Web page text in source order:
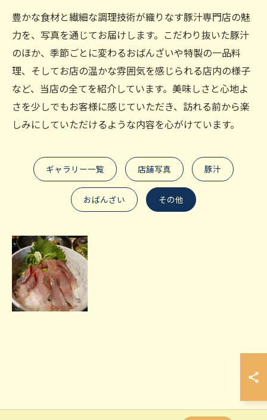
豊かな食材と繊細な調理技術が織りなす豚汁専門店の魅
力を、写真を通じてお届けします。こだわり抜いた豚汁
のほか、季節ごとに変わるおばんざいや特製の一品料
理、そしてお店の温かな雰囲気を感じられる店内の様子
など、当店の全てを紹介しています。美味しさと心地よ
さを少しでもお客様に感じていただき、訪れる前から楽
しみにしていただけるような内容を心がけています。
ギャラリー一覧 店舗写真 豚汁
おばんざい その他